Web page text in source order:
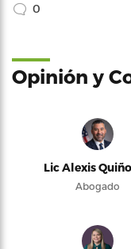
0
Opinión y
Lic Alexis
Abogado